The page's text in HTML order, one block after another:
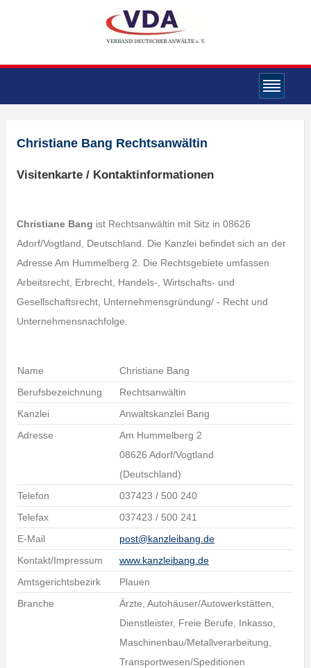
Christiane Bang Rechtsanwältin
Visitenkarte / Kontaktinformationen
Christiane Bang ist Rechtsanwältin mit Sitz in 08626
Adorf/Vogtland, Deutschland. Die Kanzlei befindet sich an der
Adresse Am Hummelberg 2. Die Rechtsgebiete umfassen
Arbeitsrecht, Erbrecht, Handels-, Wirtschafts- und
Gesellschaftsrecht, Unternehmensgründung/ - Recht und
Unternehmensnachfolge.
Name
Christiane Bang
Berufsbezeichnung
Rechtsanwältin
Kanzlei
Anwaltskanzlei Bang
Adresse
Am Hummelberg 2
08626 Adorf/Vogtland
(Deutschland)
Telefon
037423 / 500 240
Telefax
037423 / 500 241
E-Mail
post@kanzleibang.de
Kontakt/Impressum
www.kanzleibang.de
Amtsgerichtsbezirk
Plauen
Branche
Ärzte, Autohäuser/Autowerkstätten,
Dienstleister, Freie Berufe, Inkasso,
Maschinenbau/Metallverarbeitung,
Transportwesen/Speditionen